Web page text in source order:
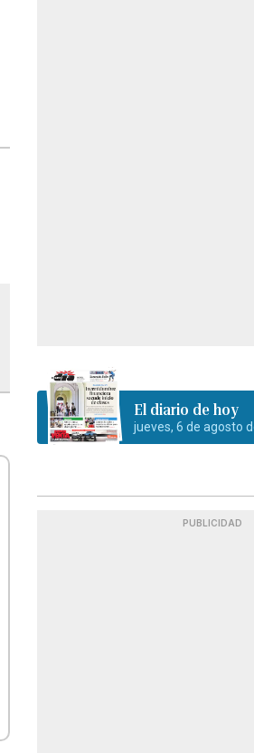
El diario de hoy
jueves, 6 de agosto
PUBLICIDAD